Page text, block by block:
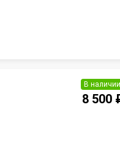
В наличии
8 500